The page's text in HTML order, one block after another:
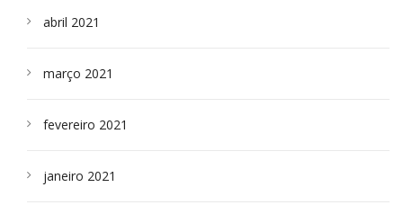
abril 2021
março 2021
fevereiro 2021
janeiro 2021